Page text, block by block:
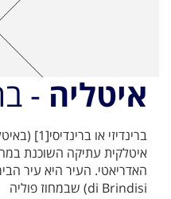
איטליה -
איטלקית עתיקה השוכנת
di Brindisi) שבמחוז פוליה